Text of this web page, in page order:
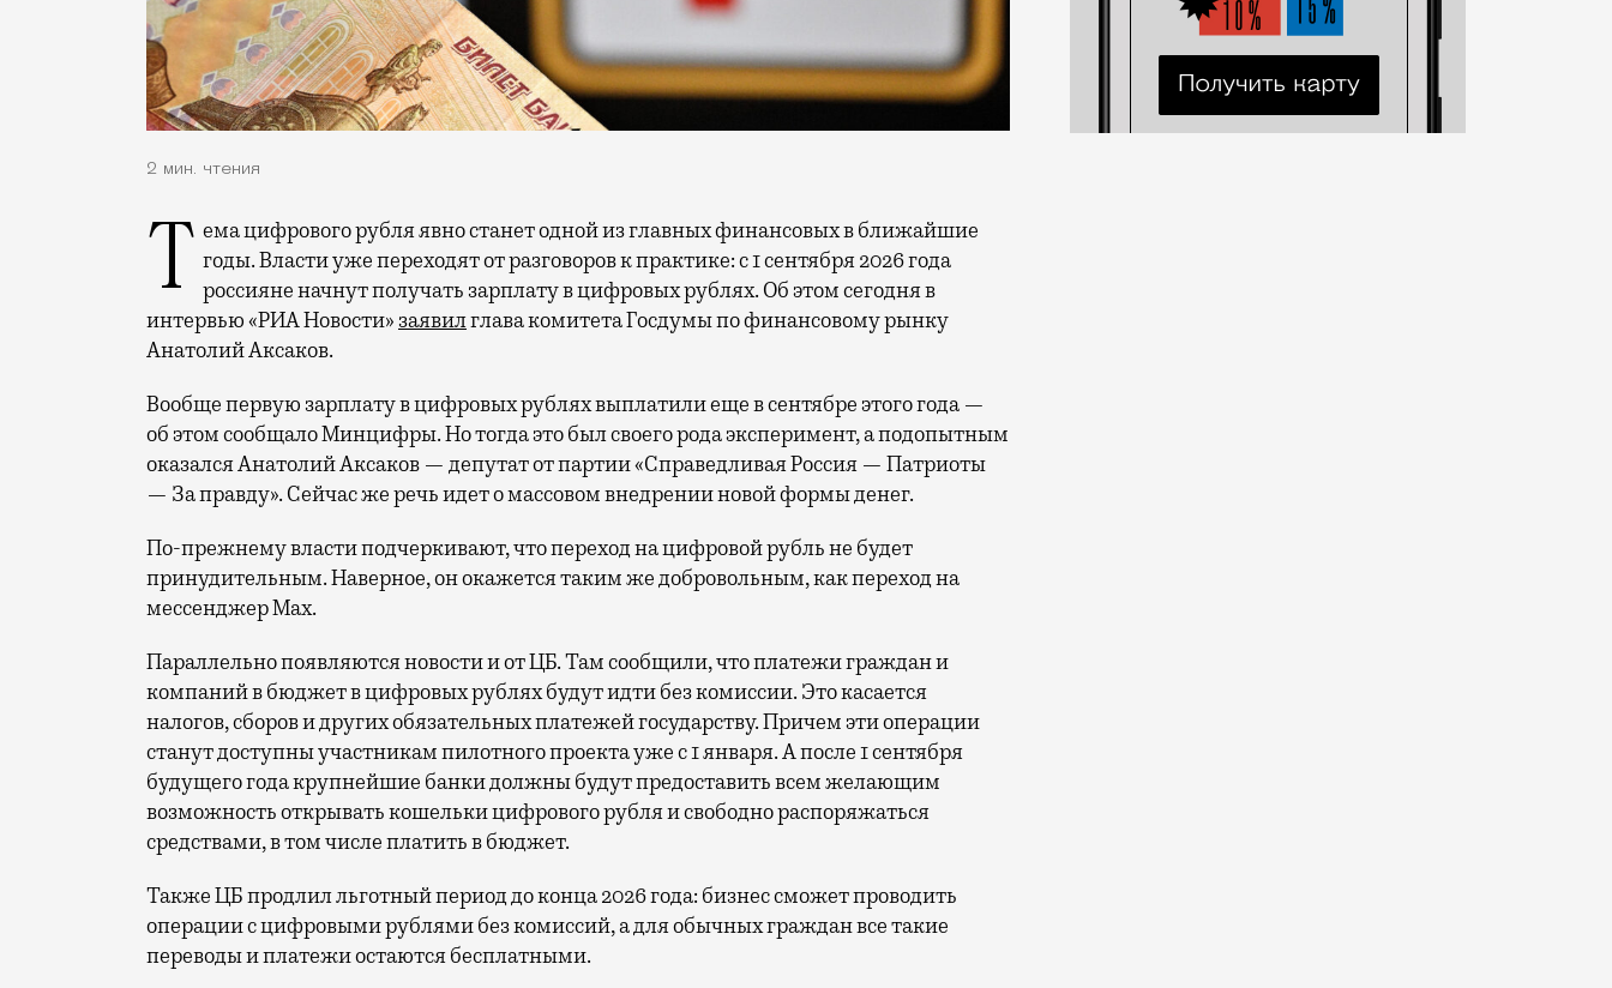
2 мин. чтения
Тема цифрового рубля явно станет одной из главных финансовых в ближайшие годы. Власти уже переходят от разговоров к практике: с 1 сентября 2026 года
россияне начнут получать зарплату в цифровых рублях. Об этом сегодня в
интервью «РИА Новости» заявилглава комитета Госдумы по финансовому рынку
Анатолий Аксаков.
Вообще первую зарплату в цифровых рублях выплатили еще в сентябре этого года —
об этом сообщало Минцифры. Но тогда это был своего рода эксперимент, а подопытным
оказался Анатолий Аксаков — депутат от партии «Справедливая Россия — Патриоты
— За правду». Сейчас же речь идет о массовом внедрении новой формы денег.
По-прежнему власти подчеркивают, что переход на цифровой рубль не будет
принудительным. Наверное, он окажется таким же добровольным, как переход на
мессенджер Max.
Параллельно появляются новости и от ЦБ. Там сообщили, что платежи граждан и
компаний в бюджет в цифровых рублях будут идти без комиссии. Это касается
налогов, сборов и других обязательных платежей государству. Причем эти операции
станут доступны участникам пилотного проекта уже с 1 января. А после 1 сентября
будущего года крупнейшие банки должны будут предоставить всем желающим
возможность открывать кошельки цифрового рубля и свободно распоряжаться
средствами, в том числе платить в бюджет.
Также ЦБ продлил льготный период до конца 2026 года: бизнес сможет проводить
операции с цифровыми рублями без комиссий, а для обычных граждан все такие
переводы и платежи остаются бесплатными.